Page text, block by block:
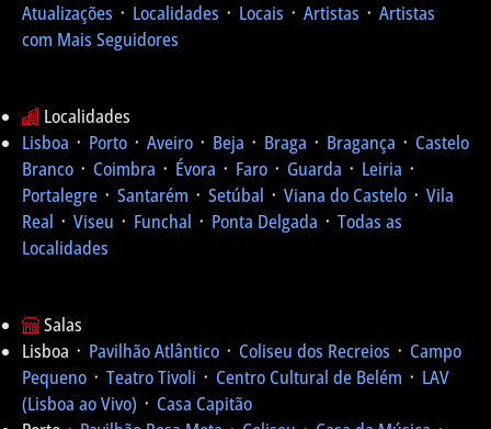
Atualizações ᛫ Localidades ᛫ Locais ᛫ Artistas ᛫ Artistas
com Mais Seguidores
Localidades
Lisboa ᛫ Porto ᛫ Aveiro ᛫ Beja ᛫ Braga ᛫ Bragança ᛫ Castelo
Branco ᛫ Coimbra ᛫ Évora ᛫ Faro ᛫ Guarda ᛫ Leiria ᛫
Portalegre ᛫ Santarém ᛫ Setúbal ᛫ Viana do Castelo ᛫ Vila
Real ᛫ Viseu ᛫ Funchal ᛫ Ponta Delgada ᛫ Todas as
Localidades
Salas
Lisboa ᛫ Pavilhão Atlântico ᛫ Coliseu dos Recreios ᛫ Campo
Pequeno ᛫ Teatro Tivoli ᛫ Centro Cultural de Belém ᛫ LAV
(Lisboa ao Vivo) ᛫ Casa Capitão